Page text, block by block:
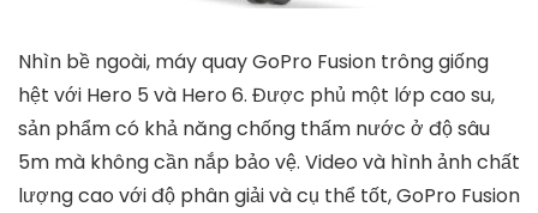
Nhìn bề ngoài, máy quay GoPro Fusion trông giống
hệt với Hero 5 và Hero 6. Được phủ một lớp cao su,
sản phẩm có khả năng chống thấm nước ở độ sâu
5m mà không cần nắp bảo vệ. Video và hình ảnh chất
lượng cao với độ phân giải và cụ thể tốt, GoPro Fusion